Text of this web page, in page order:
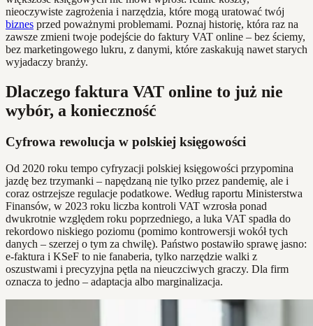
nieoczywiste zagrożenia i narzędzia, które mogą uratować twój
biznes przed poważnymi problemami. Poznaj historię, która raz na
zawsze zmieni twoje podejście do faktury VAT online – bez ściemy,
bez marketingowego lukru, z danymi, które zaskakują nawet starych
wyjadaczy branży.
Dlaczego faktura VAT online to już nie
wybór, a konieczność
Cyfrowa rewolucja w polskiej księgowości
Od 2020 roku tempo cyfryzacji polskiej księgowości przypomina
jazdę bez trzymanki – napędzaną nie tylko przez pandemię, ale i
coraz ostrzejsze regulacje podatkowe. Według raportu Ministerstwa
Finansów, w 2023 roku liczba kontroli VAT wzrosła ponad
dwukrotnie względem roku poprzedniego, a luka VAT spadła do
rekordowo niskiego poziomu (pomimo kontrowersji wokół tych
danych – szerzej o tym za chwilę). Państwo postawiło sprawę jasno:
e-faktura i KSeF to nie fanaberia, tylko narzędzie walki z
oszustwami i precyzyjna pętla na nieuczciwych graczy. Dla firm
oznacza to jedno – adaptacja albo marginalizacja.